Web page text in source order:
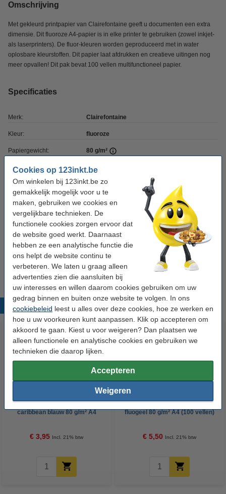
Cookies op 123inkt.be
Om winkelen bij 123inkt.be zo
gemakkelijk mogelijk voor u te
maken, gebruiken we cookies en
vergelijkbare technieken. De
functionele cookies zorgen ervoor dat
de website goed werkt. Daarnaast
hebben ze een analytische functie die
ons helpt de website continu te
verbeteren. We laten u graag alleen
advertenties zien die aansluiten bij
uw interesses en willen daarom cookies gebruiken om uw
gedrag binnen en buiten onze website te volgen. In ons
cookiebeleid leest u alles over deze cookies, hoe ze werken en
hoe u uw voorkeuren kunt aanpassen. Klik op accepteren om
akkoord te gaan. Kiest u voor weigeren? Dan plaatsen we
alleen functionele en analytische cookies en gebruiken we
technieken die daarop lijken.
Accepteren
Weigeren
Omschrijving
Met gekleurd printpapier van Clairefontaine geeft u documenten een extra
dimensie. Dit fluoroze A4-papier is in elke printer te gebruiken (zowel inkjet-
als laserprinters). De fluor-kleuren worden geproduceerd met in water
oplosbare kleurstoffen. Dit papier laat afdrukken en creatieve uitingen nog
meer opvallen! Dit pak bevat 100 vellen multifunctioneel papier.
Specificaties
Merk: Clairefontaine
Kleur: fluoroze
Papiergewicht: 80 g/m²
Papierformaat: A4
Aantal vellen: 100 vellen
Ons artikelnr: 250013
Clairefontaine gekleurd papier fluoroze 80 g/m²
A4 (500 vellen)
€ 14,95
Populaire producten
Clairefontaine gekleurd papier
caribbean blauw 80 g/m² A4
€ 3,95 Incl. 21% btw
Clairefontaine gekleurd papier
fluogeel 80 g/m² A4 (100 vellen)
€ 5,50 Incl. 21% btw